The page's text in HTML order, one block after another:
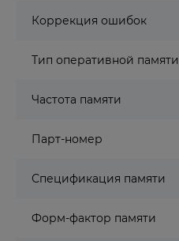
Коррекция ошибок
Тип оперативной памяти
Частота памяти
Парт-номер
Спецификация памяти
Форм-фактор памяти